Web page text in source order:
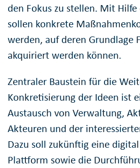
den Fokus zu stellen. Mit Hilfe
sollen konkrete
werden, auf deren Grundlage
akquiriert werden können.
Zentraler Baustein für die
Konkretisierung der Ideen ist
Austausch von Verwaltung,
Akteuren und der
Dazu soll zukünftig eine
Plattform sowie die